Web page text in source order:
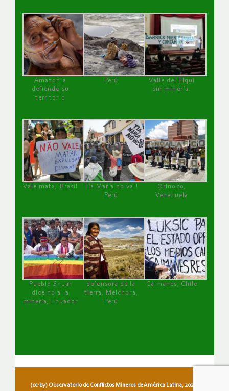
Amazonía
defiende su
territorio
Perú
Valle del Elqui
sin minería.
Vale mata, Brasil
Tía María no va !
Perú
Orinoco,
Venezuela
Pueblo Shuar
dice no a la
minería, Ecuador
defensora de la
tierra, Melchora,
Perú
Caimanes, Chile
(cc-by) Observatorio de Conflictos Mineros de América Latina, 2026